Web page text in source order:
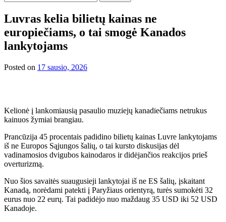
Luvras kelia bilietų kainas ne
europiečiams, o tai smogė Kanados
lankytojams
Posted on 17 sausio, 2026
Kelionė į lankomiausią pasaulio muziejų kanadiečiams netrukus
kainuos žymiai brangiau.
Prancūzija 45 procentais padidino bilietų kainas Luvre lankytojams
iš ne Europos Sąjungos šalių, o tai kursto diskusijas dėl
vadinamosios dvigubos kainodaros ir didėjančios reakcijos prieš
overturizmą.
Nuo šios savaitės suaugusieji lankytojai iš ne ES šalių, įskaitant
Kanadą, norėdami patekti į Paryžiaus orientyrą, turės sumokėti 32
eurus nuo 22 eurų. Tai padidėjo nuo maždaug 35 USD iki 52 USD
Kanadoje.